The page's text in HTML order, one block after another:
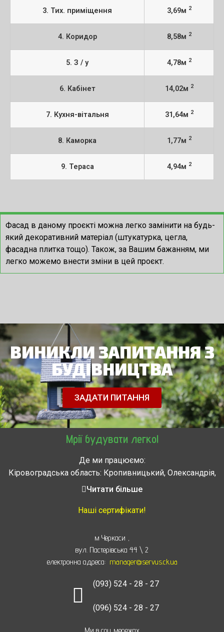
3. Тих. приміщення 3,69м 2
4. Коридор 8,58м 2
5. З / у 4,78м 2
6. Кабінет 14,02м 2
7. Кухня-вітальня 31,64м 2
8. Каморка 1,77м 2
9. Тераса 4,94м 2
Фасад в даному проєкті можна легко замінити на будь-
який декоративний матеріал (штукатурка, цегла,
фасадна плитка тощо). Також, за Вашим бажанням, ми
легко можемо внести зміни в цей проєкт.
ВИНИКЛИ ЗАПИТАННЯ З
БУДІВНИЦТВА
ЗАДАТИ ПИТАННЯ
Мрії будувати легко!
Де ми працюємо:
Кіровоградська область: Кропивницький, Олександрія,
Знам’янка, Долинська, Новоархангельськ, Світловодськ
Звенигородка, Золотоноша, Каменка, Канев, Корсунь-
Монастырище, Смела, Тальное, Умань, Христиновка.
Черкассы, Чигирин, Чорнобай, Шпола
Читати більше
Наші сертифікати!
м Черкаси
вул. Пастерівська 44 \ 2
електронна адреса: manager@servus.ck.ua
(093) 524 - 28 - 27
(096) 524 - 28 - 27
Ми в соц мережах